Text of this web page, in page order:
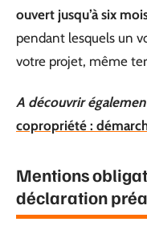
ouvert jusqu’à six
pendant lesquels un
votre projet, même
A découvrir
copropriété :
Mentions
déclaration